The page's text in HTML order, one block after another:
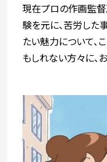
神戸電子をもっと知る
資料請求は
こちら
現在プロの作画監
験を元に、苦労した
たい魅力について、
もしれない方々に、